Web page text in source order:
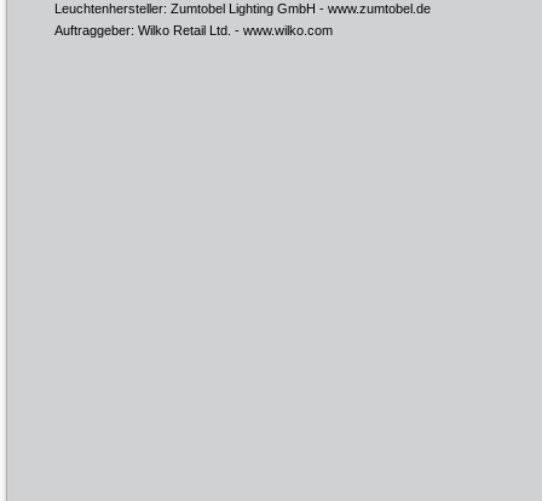
Leuchtenhersteller: Zumtobel Lighting GmbH - www.zumtobel.de
Auftraggeber: Wilko Retail Ltd. - www.wilko.com